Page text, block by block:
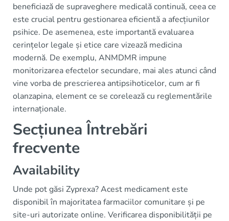
beneficiază de supraveghere medicală continuă, ceea ce
este crucial pentru gestionarea eficientă a afecțiunilor
psihice. De asemenea, este importantă evaluarea
cerințelor legale și etice care vizează medicina
modernă. De exemplu, ANMDMR impune
monitorizarea efectelor secundare, mai ales atunci când
vine vorba de prescrierea antipsihoticelor, cum ar fi
olanzapina, element ce se corelează cu reglementările
internaționale.
Secțiunea Întrebări
frecvente
Availability
Unde pot găsi Zyprexa? Acest medicament este
disponibil în majoritatea farmaciilor comunitare și pe
site-uri autorizate online. Verificarea disponibilității pe